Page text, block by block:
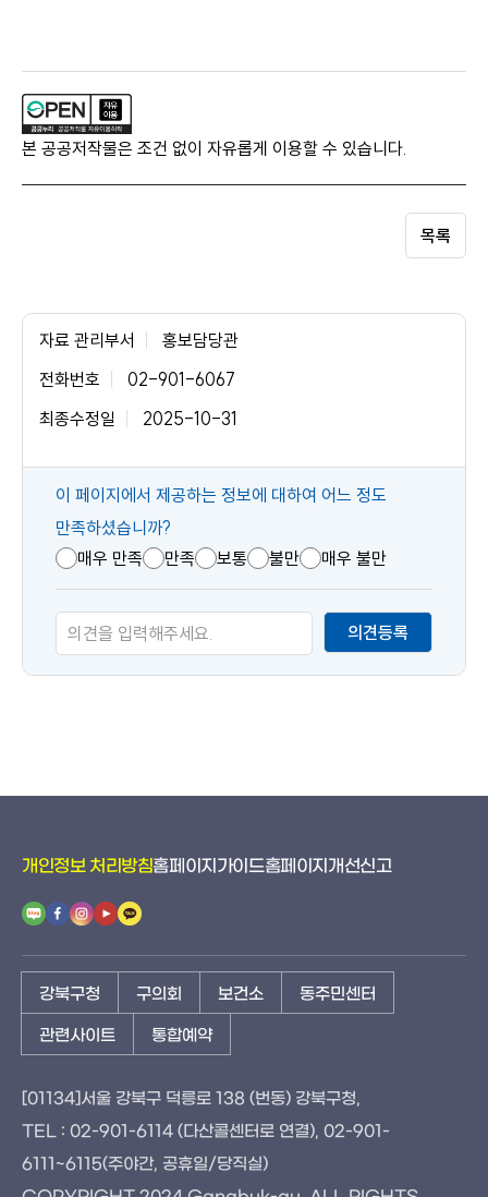
본 공공저작물은 조건 없이 자유롭게 이용할 수 있습니다.
목록
자료 관리부서
홍보담당관
전화번호
02-901-6067
최종수정일
2025-10-31
콘
텐
츠
만
족
도
이 페이지에서 제공하는 정보에 대하여 어느 정도
만족하셨습니까?
매우 만족
만족 보통 불만 매우 불만
의견등록
개인정보 처리방침홈페이지가이드홈페이지개선신고
강북구청 구의회 보건소 동주민센터
관련사이트 통합예약
[01134]서울 강북구 덕릉로 138 (번동) 강북구청,
TEL : 02-901-6114 (다산콜센터로 연결), 02-901-
6111~6115(주야간, 공휴일/당직실)